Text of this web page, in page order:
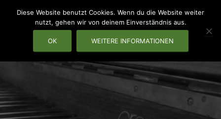
Diese Website benutzt Cookies. Wenn du die Website weiter
nutzt, gehen wir von deinem Einverständnis aus.
OK WEITERE INFORMATIONEN